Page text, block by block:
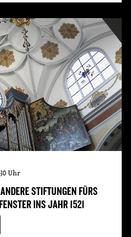
STIFTUNGEN FÜRS
INS JAHR 1521
Uhr